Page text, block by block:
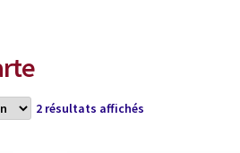
2 résultats affichésTrié